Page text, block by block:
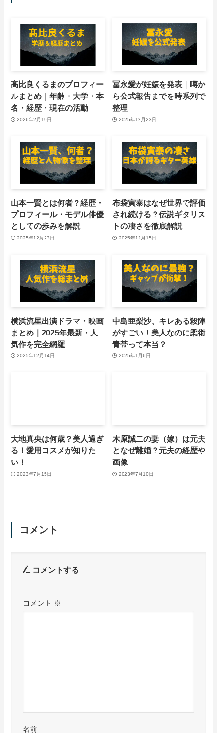
髙比良くるまのプロフィー
ルまとめ｜年齢・大学・本
名・経歴・現在の活動
2026年2月19日
冨永愛が妊娠を発表｜噂か
ら公式報告までを時系列で
整理
2025年12月23日
山本一賢とは何者？経歴・
プロフィール・モデル俳優
としての歩みを解説
2025年12月23日
布袋寅泰はなぜ世界で評価
され続ける？伝説ギタリス
トの凄さを徹底解説
2025年12月15日
横浜流星出演ドラマ・映画
まとめ｜2025年最新・人
気作を完全網羅
2025年12月14日
中島亜梨沙、キレある殺陣
がすごい！美人なのに柔術
青帯って本当？
2025年1月6日
大地真央は何歳？美人過ぎ
る！愛用コスメが知りた
い！
2023年7月15日
木原誠二の妻（嫁）は元夫
となぜ離婚？元夫の経歴や
画像
2023年7月10日
コメント
コメントする
コメント ※
名前